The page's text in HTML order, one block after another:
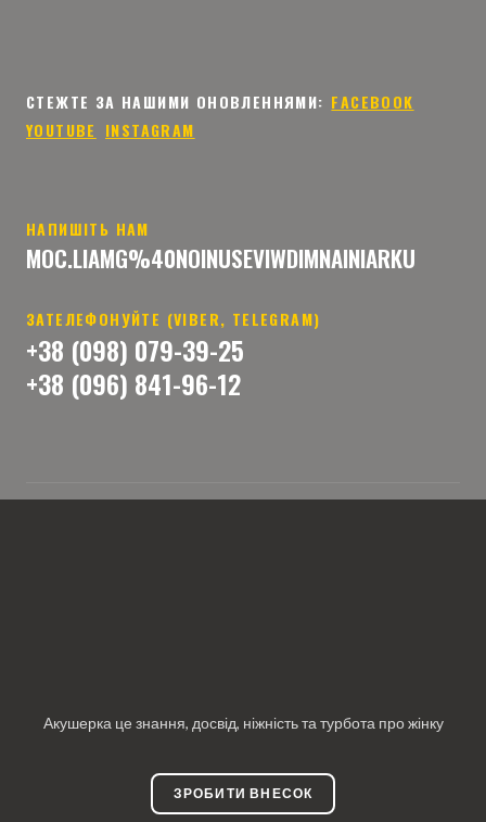
СТЕЖТЕ ЗА НАШИМИ ОНОВЛЕННЯМИ: ㅤ FACEBOOK
YOUTUBE INSTAGRAM
НАПИШІТЬ НАМ
MOC.LIAMG%40NOINUSEVIWDIMNAINIARKU
ЗАТЕЛЕФОНУЙТЕ (VIBER, TELEGRAM)
+38 (098) 079-39-25
+38 (096) 841-96-12
Акушерка це знання, досвід, ніжність та турбота про жінку
ЗРОБИТИ ВНЕСОК